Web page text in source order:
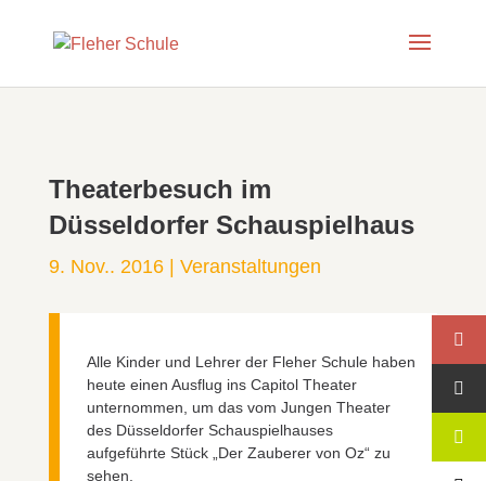
Theaterbesuch im
Düsseldorfer Schauspielhaus
9. Nov.. 2016| Veranstaltungen
Alle Kinder und Lehrer der Fleher Schule haben
heute einen Ausflug ins Capitol Theater
unternommen, um das vom Jungen Theater
des Düsseldorfer Schauspielhauses
aufgeführte Stück „Der Zauberer von Oz“ zu
sehen.